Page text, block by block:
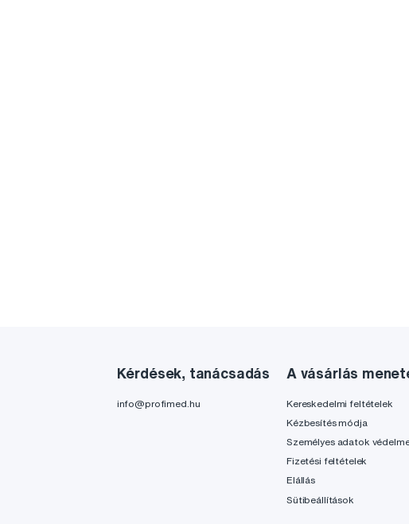
Kérdések, tanácsadás
info@profimed.hu
A vásárlás
Kereskedelmi feltételek
Kézbesítés módja
Személyes adatok
Fizetési feltételek
Elállás
Sütibeállítások